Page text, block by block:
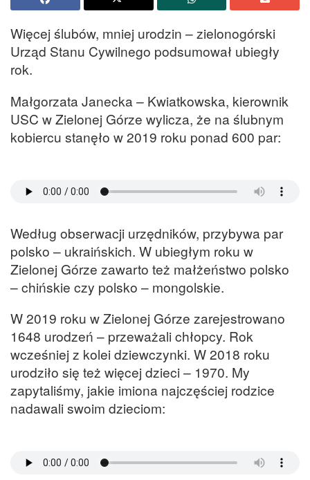
Więcej ślubów, mniej urodzin – zielonogórski
Urząd Stanu Cywilnego podsumował ubiegły
rok.
Małgorzata Janecka – Kwiatkowska, kierownik
USC w Zielonej Górze wylicza, że na ślubnym
kobiercu stanęło w 2019 roku ponad 600 par:
Według obserwacji urzędników, przybywa par
polsko – ukraińskich. W ubiegłym roku w
Zielonej Górze zawarto też małżeństwo polsko
– chińskie czy polsko – mongolskie.
W 2019 roku w Zielonej Górze zarejestrowano
1648 urodzeń – przeważali chłopcy. Rok
wcześniej z kolei dziewczynki. W 2018 roku
urodziło się też więcej dzieci – 1970. My
zapytaliśmy, jakie imiona najczęściej rodzice
nadawali swoim dzieciom: